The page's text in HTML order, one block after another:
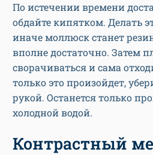
По истечении времени
обдайте кипятком. Делать
иначе моллюск станет
вполне достаточно. Затем
сворачиваться и сама
только это произойдет,
рукой. Останется только
холодной водой.
Контрастный